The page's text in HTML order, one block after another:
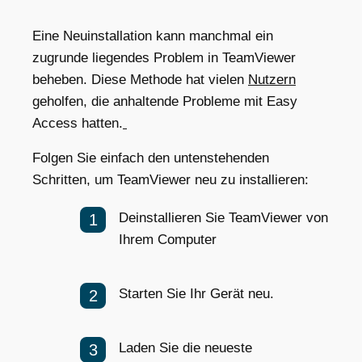
Eine Neuinstallation kann manchmal ein
zugrunde liegendes Problem in TeamViewer
beheben. Diese Methode hat vielen Nutzern
geholfen, die anhaltende Probleme mit Easy
Access hatten.
Folgen Sie einfach den untenstehenden
Schritten, um TeamViewer neu zu installieren:
Deinstallieren Sie TeamViewer von
Ihrem Computer
Starten Sie Ihr Gerät neu.
Laden Sie die neueste